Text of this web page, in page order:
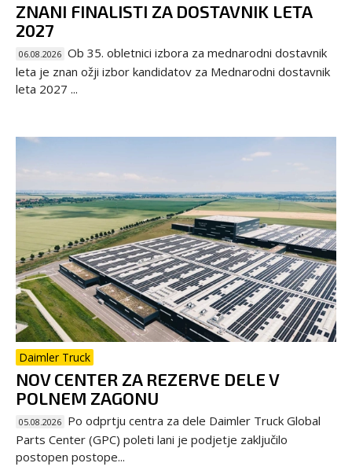
ZNANI FINALISTI ZA DOSTAVNIK LETA
2027
06.08.2026 Ob 35. obletnici izbora za mednarodni dostavnik
leta je znan ožji izbor kandidatov za Mednarodni dostavnik
leta 2027 ...
Daimler Truck
NOV CENTER ZA REZERVE DELE V
POLNEM ZAGONU
05.08.2026 Po odprtju centra za dele Daimler Truck Global
Parts Center (GPC) poleti lani je podjetje zaključilo
postopen postope...